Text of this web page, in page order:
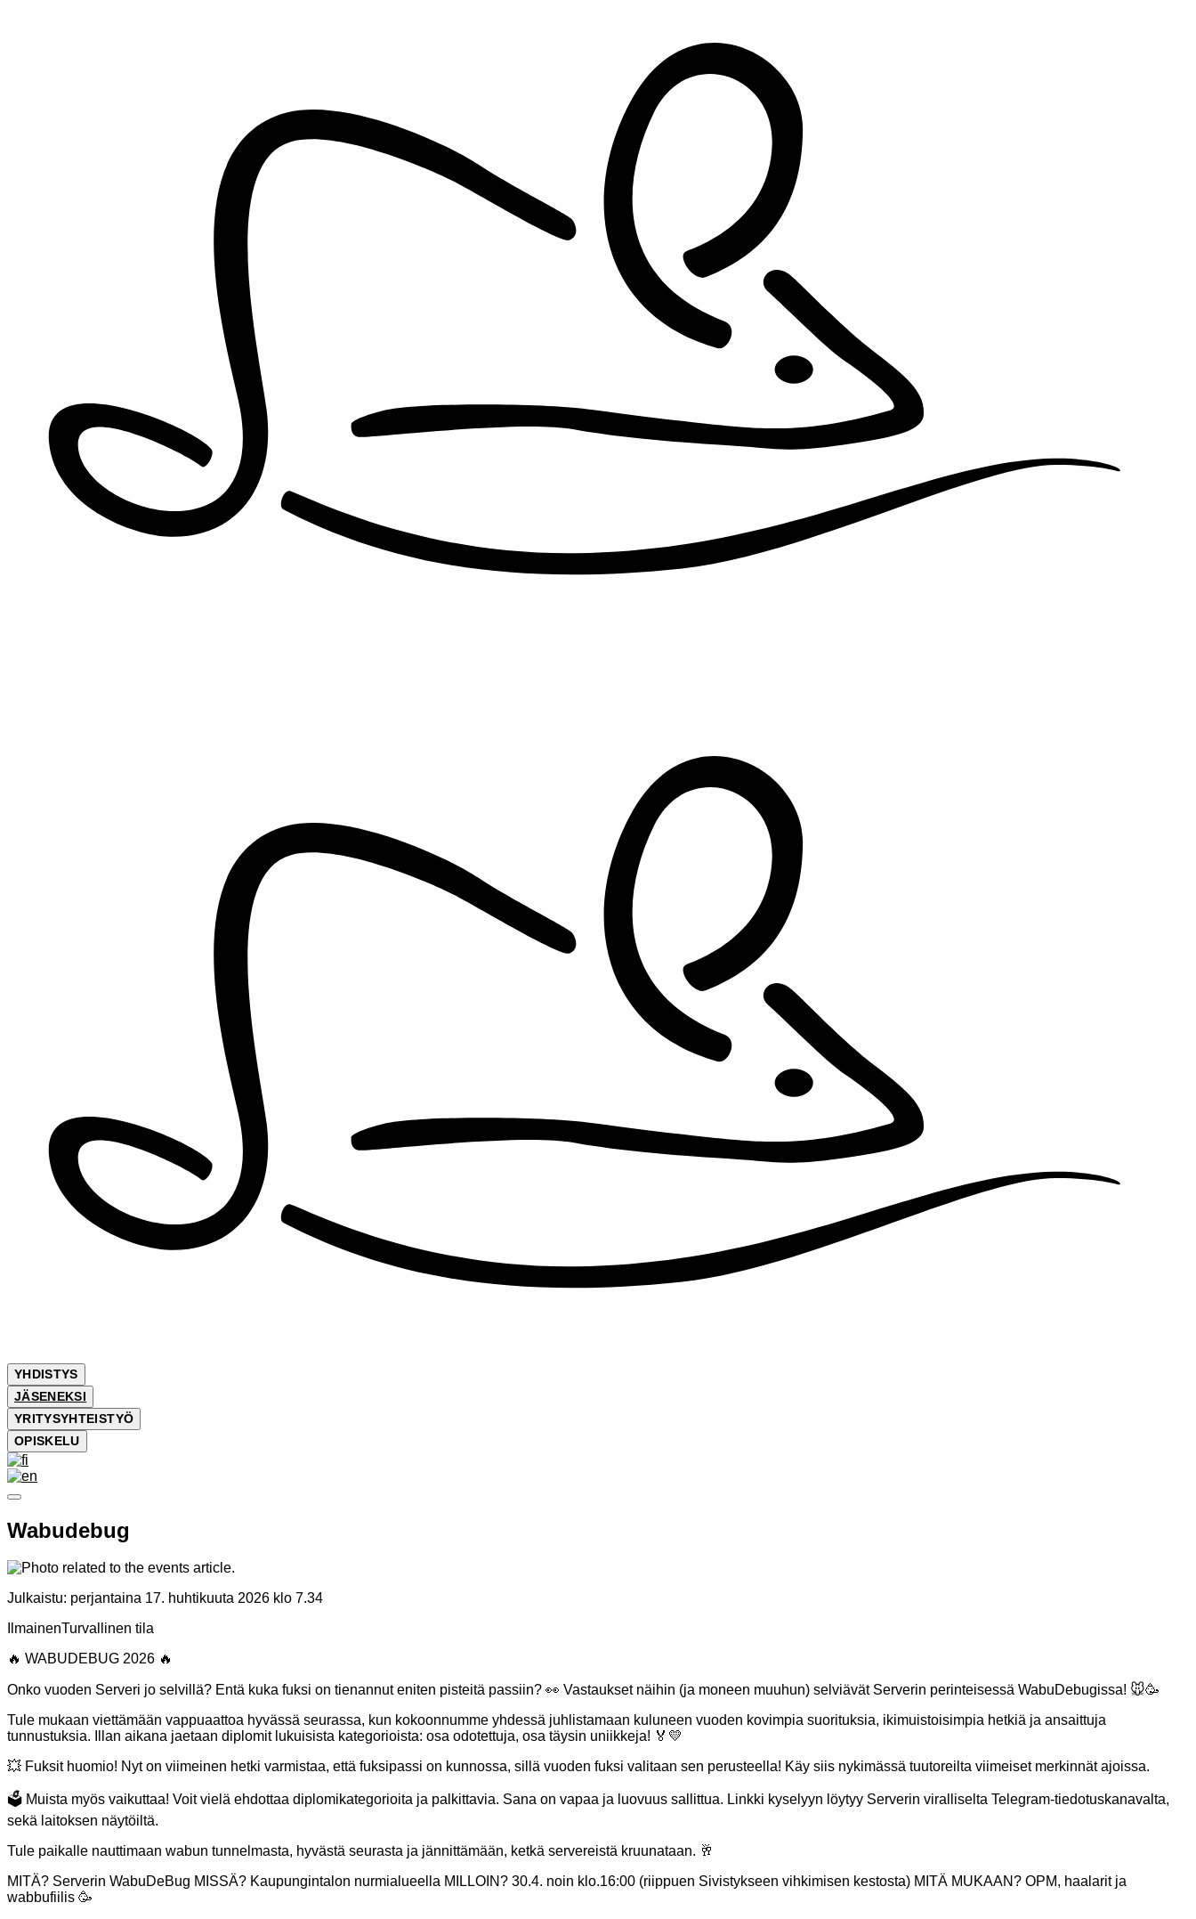
YHDISTYS
JÄSENEKSI
YRITYSYHTEISTYÖ
OPISKELU
Wabudebug
Julkaistu: perjantaina 17. huhtikuuta 2026 klo 7.34
IlmainenTurvallinen tila
🔥 WABUDEBUG 2026 🔥
Onko vuoden Serveri jo selvillä? Entä kuka fuksi on tienannut eniten pisteitä passiin? 👀 Vastaukset näihin (ja moneen muuhun) selviävät Serverin perinteisessä WabuDebugissa! 🐭🥳
Tule mukaan viettämään vappuaattoa hyvässä seurassa, kun kokoonnumme yhdessä juhlistamaan kuluneen vuoden kovimpia suorituksia, ikimuistoisimpia hetkiä ja ansaittuja
tunnustuksia. Illan aikana jaetaan diplomit lukuisista kategorioista: osa odotettuja, osa täysin uniikkeja! 🏅💛
💥 Fuksit huomio! Nyt on viimeinen hetki varmistaa, että fuksipassi on kunnossa, sillä vuoden fuksi valitaan sen perusteella! Käy siis nykimässä tuutoreilta viimeiset merkinnät ajoissa.
🗳️ Muista myös vaikuttaa! Voit vielä ehdottaa diplomikategorioita ja palkittavia. Sana on vapaa ja luovuus sallittua. Linkki kyselyyn löytyy Serverin viralliselta Telegram-tiedotuskanavalta,
sekä laitoksen näytöiltä.
Tule paikalle nauttimaan wabun tunnelmasta, hyvästä seurasta ja jännittämään, ketkä servereistä kruunataan. 🥂
MITÄ? Serverin WabuDeBug MISSÄ? Kaupungintalon nurmialueella MILLOIN? 30.4. noin klo.16:00 (riippuen Sivistykseen vihkimisen kestosta) MITÄ MUKAAN? OPM, haalarit ja
wabbufiilis 🥳